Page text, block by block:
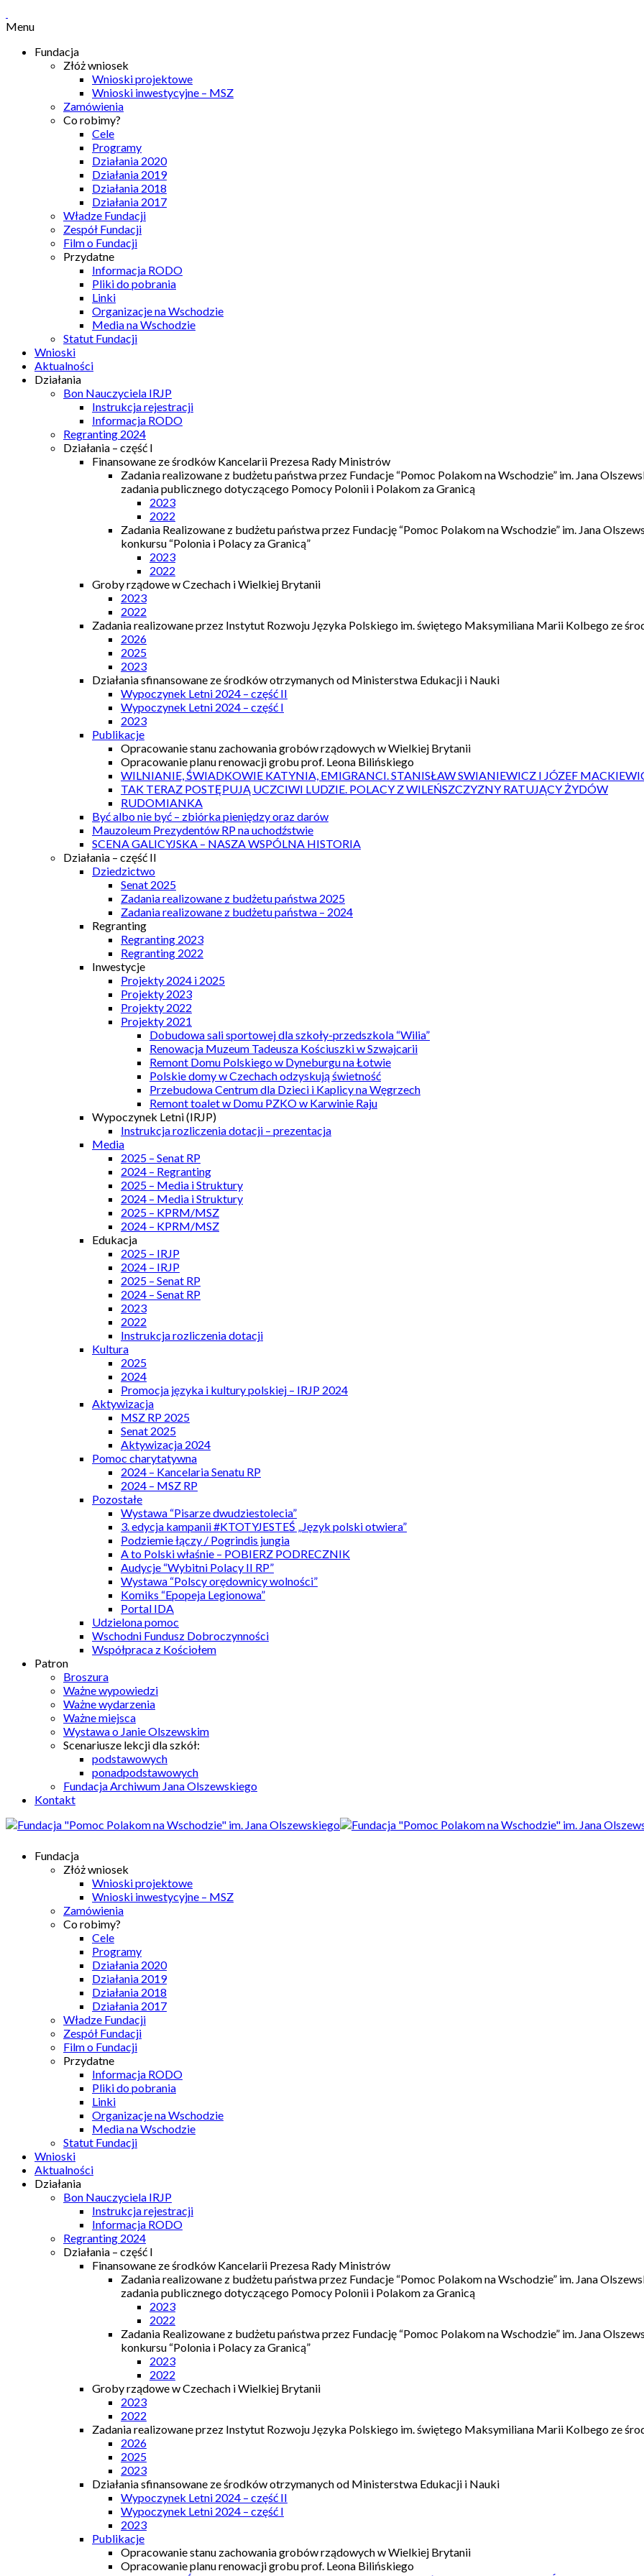
Menu
Fundacja
Złóż wniosek
Wnioski projektowe
Wnioski inwestycyjne – MSZ
Zamówienia
Co robimy?
Cele
Programy
Działania 2020
Działania 2019
Działania 2018
Działania 2017
Władze Fundacji
Zespół Fundacji
Film o Fundacji
Przydatne
Informacja RODO
Pliki do pobrania
Linki
Organizacje na Wschodzie
Media na Wschodzie
Statut Fundacji
Wnioski
Aktualności
Działania
Bon Nauczyciela IRJP
Instrukcja rejestracji
Informacja RODO
Regranting 2024
Działania – część I
Finansowane ze środków Kancelarii Prezesa Rady Ministrów
Zadania realizowane z budżetu państwa przez Fundacje “Pomoc Polakom na Wschodzie” im. Jana
zadania publicznego dotyczącego Pomocy Polonii i Polakom za Granicą
2023
2022
Zadania Realizowane z budżetu państwa przez Fundację “Pomoc Polakom na Wschodzie” im. Jana
konkursu “Polonia i Polacy za Granicą”
2023
2022
Groby rządowe w Czechach i Wielkiej Brytanii
2023
2022
Zadania realizowane przez Instytut Rozwoju Języka Polskiego im. świętego Maksymiliana Marii Kolbego ze
2026
2025
2023
Działania sfinansowane ze środków otrzymanych od Ministerstwa Edukacji i Nauki
Wypoczynek Letni 2024 – część II
Wypoczynek Letni 2024 – część I
2023
Publikacje
Opracowanie stanu zachowania grobów rządowych w Wielkiej Brytanii
Opracowanie planu renowacji grobu prof. Leona Bilińskiego
WILNIANIE, ŚWIADKOWIE KATYNIA, EMIGRANCI. STANISŁAW SWIANIEWICZ I JÓZEF
TAK TERAZ POSTĘPUJĄ UCZCIWI LUDZIE. POLACY Z WILEŃSZCZYZNY RATUJĄCY ŻYDÓW
RUDOMIANKA
Być albo nie być – zbiórka pieniędzy oraz darów
Mauzoleum Prezydentów RP na uchodźstwie
SCENA GALICYJSKA – NASZA WSPÓLNA HISTORIA
Działania – część II
Dziedzictwo
Senat 2025
Zadania realizowane z budżetu państwa 2025
Zadania realizowane z budżetu państwa – 2024
Regranting
Regranting 2023
Regranting 2022
Inwestycje
Projekty 2024 i 2025
Projekty 2023
Projekty 2022
Projekty 2021
Dobudowa sali sportowej dla szkoły-przedszkola “Wilia”
Renowacja Muzeum Tadeusza Kościuszki w Szwajcarii
Remont Domu Polskiego w Dyneburgu na Łotwie
Polskie domy w Czechach odzyskują świetność
Przebudowa Centrum dla Dzieci i Kaplicy na Węgrzech
Remont toalet w Domu PZKO w Karwinie Raju
Wypoczynek Letni (IRJP)
Instrukcja rozliczenia dotacji – prezentacja
Media
2025 – Senat RP
2024 – Regranting
2025 – Media i Struktury
2024 – Media i Struktury
2025 – KPRM/MSZ
2024 – KPRM/MSZ
Edukacja
2025 – IRJP
2024 – IRJP
2025 – Senat RP
2024 – Senat RP
2023
2022
Instrukcja rozliczenia dotacji
Kultura
2025
2024
Promocja języka i kultury polskiej – IRJP 2024
Aktywizacja
MSZ RP 2025
Senat 2025
Aktywizacja 2024
Pomoc charytatywna
2024 – Kancelaria Senatu RP
2024 – MSZ RP
Pozostałe
Wystawa “Pisarze dwudziestolecia”
3. edycja kampanii #KTOTYJESTEŚ „Język polski otwiera”
Podziemie łączy / Pogrindis jungia
A to Polski właśnie – POBIERZ PODRECZNIK
Audycje “Wybitni Polacy II RP”
Wystawa “Polscy orędownicy wolności”
Komiks “Epopeja Legionowa”
Portal IDA
Udzielona pomoc
Wschodni Fundusz Dobroczynności
Współpraca z Kościołem
Patron
Broszura
Ważne wypowiedzi
Ważne wydarzenia
Ważne miejsca
Wystawa o Janie Olszewskim
Scenariusze lekcji dla szkół:
podstawowych
ponadpodstawowych
Fundacja Archiwum Jana Olszewskiego
Kontakt
Fundacja
Złóż wniosek
Wnioski projektowe
Wnioski inwestycyjne – MSZ
Zamówienia
Co robimy?
Cele
Programy
Działania 2020
Działania 2019
Działania 2018
Działania 2017
Władze Fundacji
Zespół Fundacji
Film o Fundacji
Przydatne
Informacja RODO
Pliki do pobrania
Linki
Organizacje na Wschodzie
Media na Wschodzie
Statut Fundacji
Wnioski
Aktualności
Działania
Bon Nauczyciela IRJP
Instrukcja rejestracji
Informacja RODO
Regranting 2024
Działania – część I
Finansowane ze środków Kancelarii Prezesa Rady Ministrów
Zadania realizowane z budżetu państwa przez Fundacje “Pomoc Polakom na Wschodzie” im. Jana
zadania publicznego dotyczącego Pomocy Polonii i Polakom za Granicą
2023
2022
Zadania Realizowane z budżetu państwa przez Fundację “Pomoc Polakom na Wschodzie” im. Jana
konkursu “Polonia i Polacy za Granicą”
2023
2022
Groby rządowe w Czechach i Wielkiej Brytanii
2023
2022
Zadania realizowane przez Instytut Rozwoju Języka Polskiego im. świętego Maksymiliana Marii Kolbego ze
2026
2025
2023
Działania sfinansowane ze środków otrzymanych od Ministerstwa Edukacji i Nauki
Wypoczynek Letni 2024 – część II
Wypoczynek Letni 2024 – część I
2023
Publikacje
Opracowanie stanu zachowania grobów rządowych w Wielkiej Brytanii
Opracowanie planu renowacji grobu prof. Leona Bilińskiego